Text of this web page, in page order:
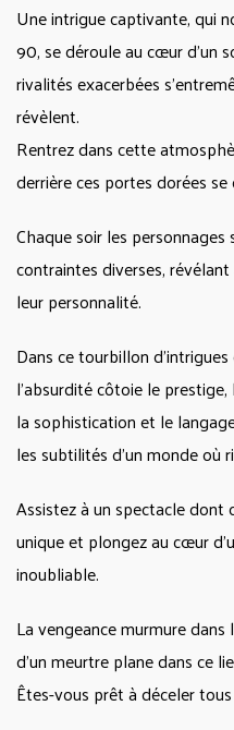
Une intrigue captivante, qui
90, se déroule au cœur d’un
rivalités exacerbées
révèlent.
Rentrez dans cette
derrière ces portes dorées
Chaque soir les
contraintes diverses,
leur personnalité.
Dans ce tourbillon
l’absurdité côtoie le
la sophistication et le
les subtilités d’un monde où
Assistez à un spectacle dont
unique et plongez au cœur
inoubliable.
La vengeance murmure
d’un meurtre plane dans ce
Êtes-vous prêt à déceler